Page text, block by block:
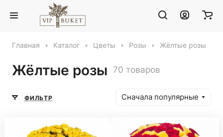
Главная Каталог Цветы Розы Жёлтые розы
Жёлтые розы 70 товаров
ФИЛЬТР Сначала популярные